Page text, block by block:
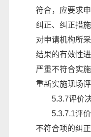
符合，应要求
纠正、纠正措
对申请机构所
结果的有效性
严重不符合实
重新实施现场评
5.3.7评价
5.3.7.1评
不符合项的纠